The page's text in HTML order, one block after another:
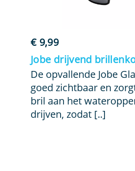
€9,99
Jobe drijvend
De opvallende Jobe
goed zichtbaar en
bril aan het
drijven, zodat [..]